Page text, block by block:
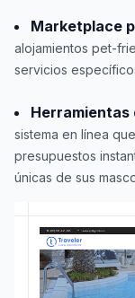
Marketplace
alojamientos pet-
servicios
Herramientas
sistema en línea
presupuestos
únicas de sus